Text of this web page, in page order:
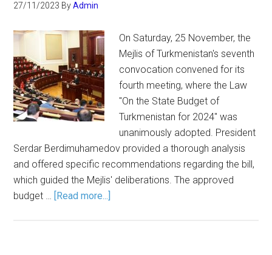
27/11/2023 ByAdmin
On Saturday, 25 November, the
Mejlis of Turkmenistan's seventh
convocation convened for its
fourth meeting, where the Law
"On the State Budget of
Turkmenistan for 2024" was
unanimously adopted. President
Serdar Berdimuhamedov provided a thorough analysis
and offered specific recommendations regarding the bill,
which guided the Mejlis' deliberations. The approved
budget … [Read more...]